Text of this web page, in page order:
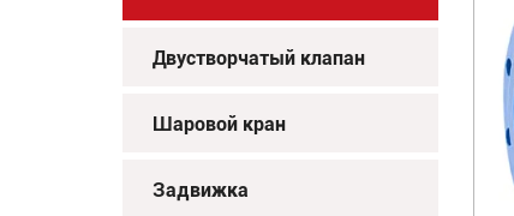
Двустворчатый клапан
Шаровой кран
Задвижка